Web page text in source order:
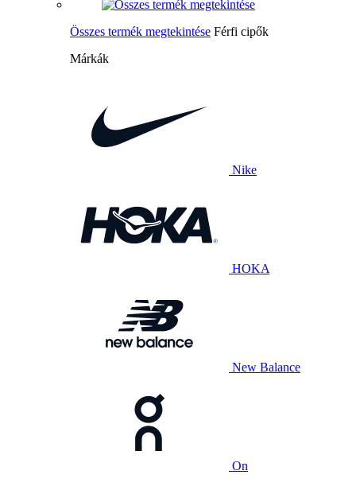
Összes termék megtekintése Férfi cipők
Márkák
Nike
HOKA
New Balance
On